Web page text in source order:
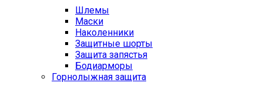
Шлемы
Маски
Наколенники
Защитные шорты
Защита запястья
Бодиарморы
Горнолыжная защита